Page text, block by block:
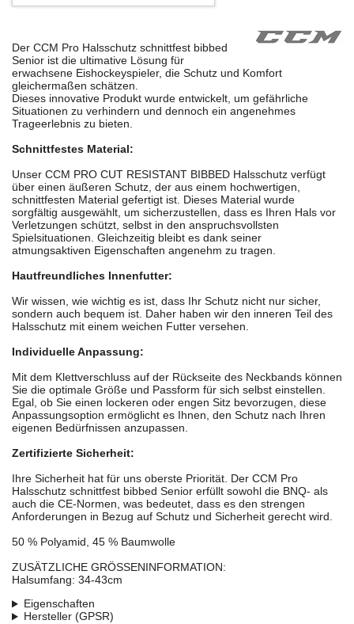
Der CCM Pro Halsschutz schnittfest bibbed
Senior ist die ultimative Lösung für
erwachsene Eishockeyspieler, die Schutz und Komfort
gleichermaßen schätzen.
Dieses innovative Produkt wurde entwickelt, um gefährliche
Situationen zu verhindern und dennoch ein angenehmes
Trageerlebnis zu bieten.
Schnittfestes Material:
Unser CCM PRO CUT RESISTANT BIBBED Halsschutz verfügt
über einen äußeren Schutz, der aus einem hochwertigen,
schnittfesten Material gefertigt ist. Dieses Material wurde
sorgfältig ausgewählt, um sicherzustellen, dass es Ihren Hals vor
Verletzungen schützt, selbst in den anspruchsvollsten
Spielsituationen. Gleichzeitig bleibt es dank seiner
atmungsaktiven Eigenschaften angenehm zu tragen.
Hautfreundliches Innenfutter:
Wir wissen, wie wichtig es ist, dass Ihr Schutz nicht nur sicher,
sondern auch bequem ist. Daher haben wir den inneren Teil des
Halsschutz mit einem weichen Futter versehen.
Individuelle Anpassung:
Mit dem Klettverschluss auf der Rückseite des Neckbands können
Sie die optimale Größe und Passform für sich selbst einstellen.
Egal, ob Sie einen lockeren oder engen Sitz bevorzugen, diese
Anpassungsoption ermöglicht es Ihnen, den Schutz nach Ihren
eigenen Bedürfnissen anzupassen.
Zertifizierte Sicherheit:
Ihre Sicherheit hat für uns oberste Priorität. Der CCM Pro
Halsschutz schnittfest bibbed Senior erfüllt sowohl die BNQ- als
auch die CE-Normen, was bedeutet, dass es den strengen
Anforderungen in Bezug auf Schutz und Sicherheit gerecht wird.
50 % Polyamid, 45 % Baumwolle
ZUSÄTZLICHE GRÖSSENINFORMATION:
Halsumfang: 34-43cm
Eigenschaften
Hersteller (GPSR)